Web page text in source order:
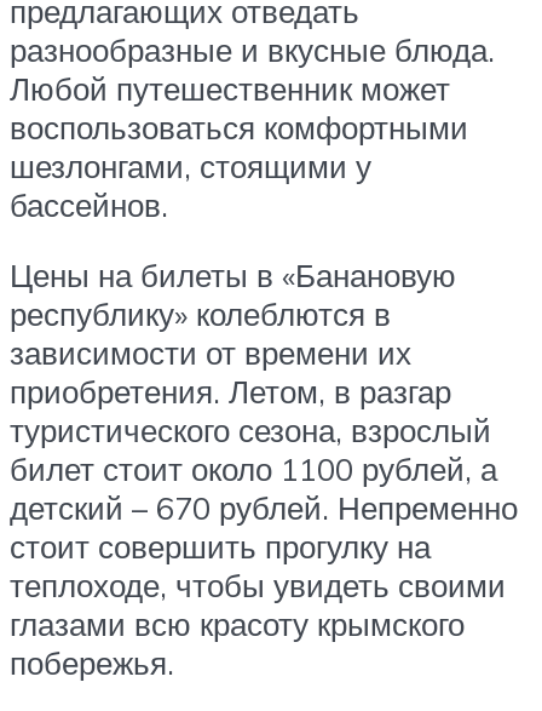
предлагающих отведать
разнообразные и вкусные блюда.
Любой путешественник может
воспользоваться комфортными
шезлонгами, стоящими у
бассейнов.
Цены на билеты в «Банановую
республику» колеблются в
зависимости от времени их
приобретения. Летом, в разгар
туристического сезона, взрослый
билет стоит около 1100 рублей, а
детский – 670 рублей. Непременно
стоит совершить прогулку на
теплоходе, чтобы увидеть своими
глазами всю красоту крымского
побережья.